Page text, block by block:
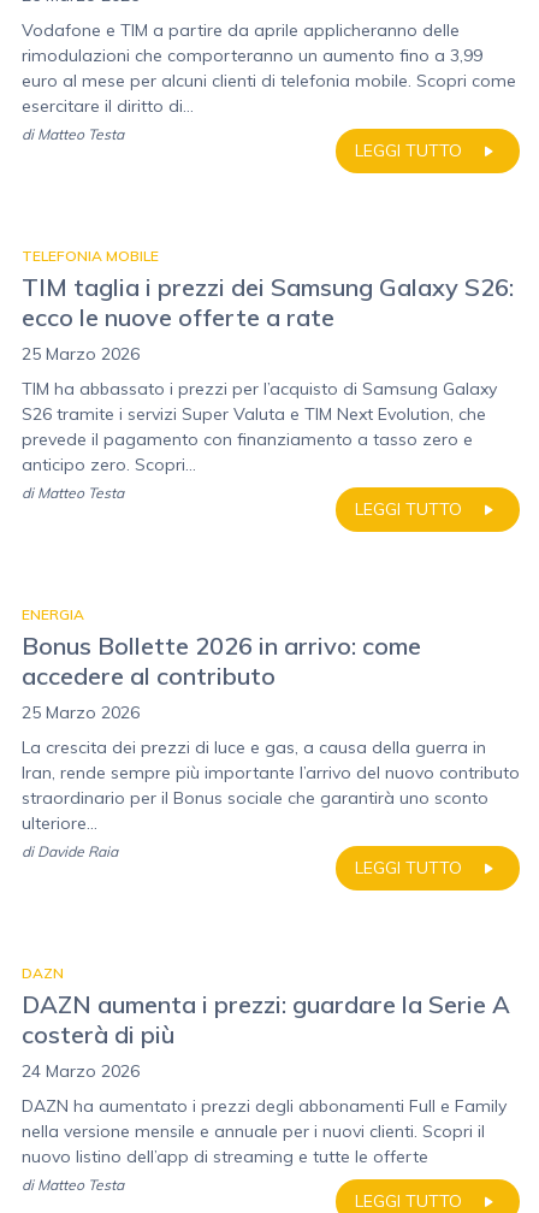
Vodafone e TIM a partire da aprile applicheranno delle
rimodulazioni che comporteranno un aumento fino a 3,99
euro al mese per alcuni clienti di telefonia mobile. Scopri come
esercitare il diritto di...
LEGGI TUTTO
di Matteo Testa
TELEFONIA MOBILE
TIM taglia i prezzi dei Samsung Galaxy S26:
ecco le nuove offerte a rate
25 Marzo 2026
TIM ha abbassato i prezzi per l’acquisto di Samsung Galaxy
S26 tramite i servizi Super Valuta e TIM Next Evolution, che
prevede il pagamento con finanziamento a tasso zero e
anticipo zero. Scopri...
LEGGI TUTTO
di Matteo Testa
ENERGIA
Bonus Bollette 2026 in arrivo: come
accedere al contributo
25 Marzo 2026
La crescita dei prezzi di luce e gas, a causa della guerra in
Iran, rende sempre più importante l’arrivo del nuovo contributo
straordinario per il Bonus sociale che garantirà uno sconto
ulteriore...
LEGGI TUTTO
di Davide Raia
DAZN
DAZN aumenta i prezzi: guardare la Serie A
costerà di più
24 Marzo 2026
DAZN ha aumentato i prezzi degli abbonamenti Full e Family
nella versione mensile e annuale per i nuovi clienti. Scopri il
nuovo listino dell’app di streaming e tutte le offerte
LEGGI TUTTO
di Matteo Testa